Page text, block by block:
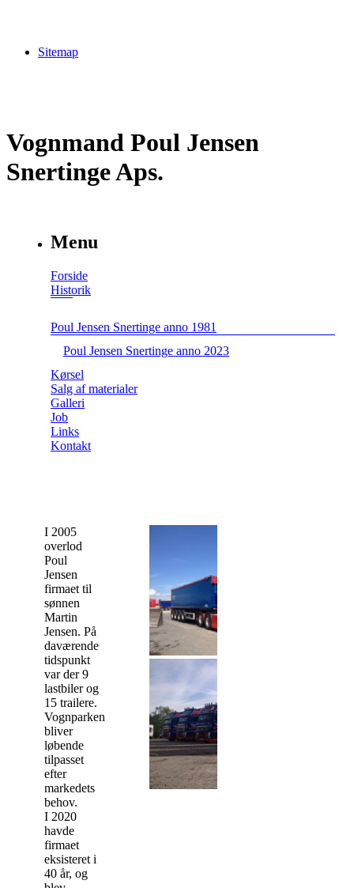
Sitemap
Vognmand Poul Jensen
Snertinge Aps.
Menu
Forside
Historik
Poul Jensen Snertinge anno 1981
Poul Jensen Snertinge anno 2023
Kørsel
Salg af materialer
Galleri
Job
Links
Kontakt
I 2005
overlod
Poul
Jensen
firmaet til
sønnen
Martin
Jensen. På
daværende
tidspunkt
var der 9
lastbiler og
15 trailere.
Vognparken
bliver
løbende
tilpasset
efter
markedets
behov.
I 2020
havde
firmaet
eksisteret i
40 år, og